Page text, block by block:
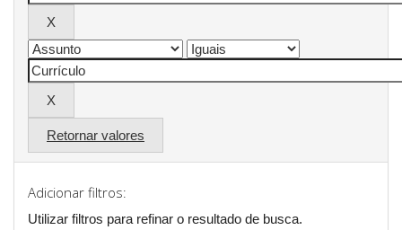
Retornar valores
Adicionar filtros:
Utilizar filtros para refinar o resultado de busca.